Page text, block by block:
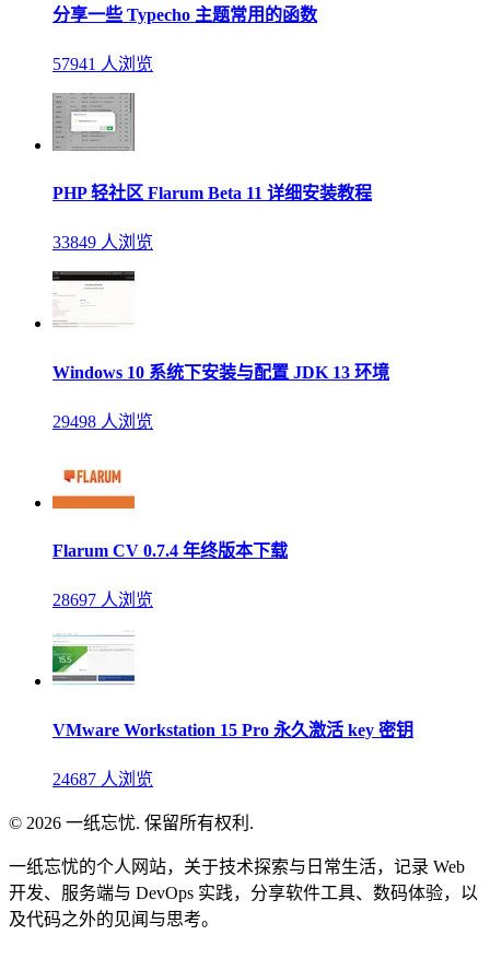
分享一些 Typecho 主题常用的函数
57941 人浏览
PHP 轻社区 Flarum Beta 11 详细安装教程
33849 人浏览
Windows 10 系统下安装与配置 JDK 13 环境
29498 人浏览
Flarum CV 0.7.4 年终版本下载
28697 人浏览
VMware Workstation 15 Pro 永久激活 key 密钥
24687 人浏览
© 2026 一纸忘忧. 保留所有权利.
一纸忘忧的个人网站，关于技术探索与日常生活，记录 Web
开发、服务端与 DevOps 实践，分享软件工具、数码体验，以
及代码之外的见闻与思考。